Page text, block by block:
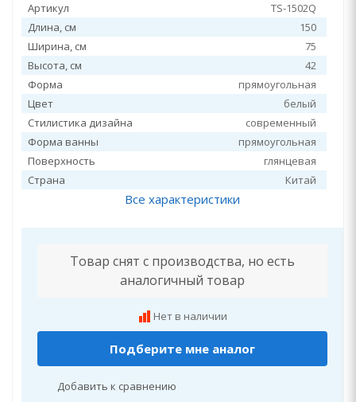
Артикул
TS-1502Q
Длина, см
150
Ширина, см
75
Высота, см
42
Форма
прямоугольная
Цвет
белый
Стилистика дизайна
современный
Форма ванны
прямоугольная
Поверхность
глянцевая
Страна
Китай
Все характеристики
Товар снят с производства, но есть
аналогичный товар
Нет в наличии
Подберите мне аналог
Добавить к сравнению